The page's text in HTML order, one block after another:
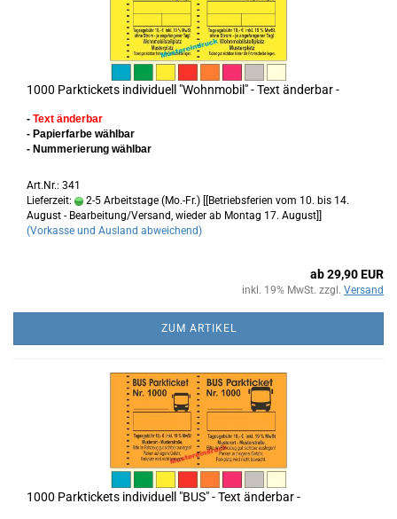
1000 Parktickets individuell "Wohnmobil" - Text änderbar -
- Text änderbar
- Papierfarbe wählbar
- Nummerierung wählbar
Art.Nr.: 341
Lieferzeit:
2-5 Arbeitstage (Mo.-Fr.) [[Betriebsferien vom 10. bis 14.
August - Bearbeitung/Versand, wieder ab Montag 17. August]]
(Vorkasse und Ausland abweichend)
ab 29,90 EUR
inkl. 19% MwSt. zzgl. Versand
ZUM ARTIKEL
1000 Parktickets individuell "BUS" - Text änderbar -